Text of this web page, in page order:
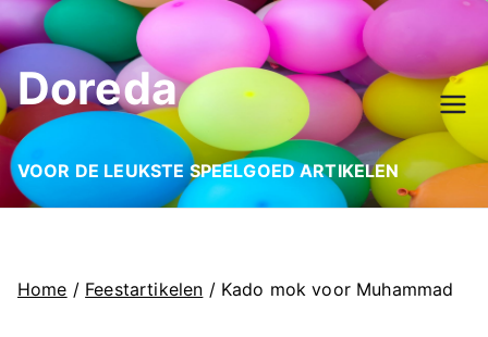
Ga
naar
de
inhoud
Doreda
VOOR DE LEUKSTE SPEELGOED ARTIKELEN
Home / Feestartikelen / Kado mok voor Muhammad